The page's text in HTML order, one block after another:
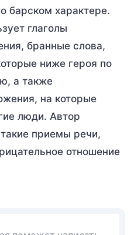
барском характере.
глаголы
бранные слова,
ниже героя по
а также
на которые
люди. Автор
приемы речи,
отношение